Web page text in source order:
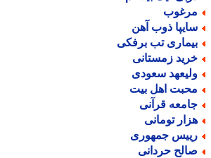
ذوب آهن
تب برفکی
زمستانی
سعودی
اهل بیت
قرآنی
تومانی
جمهوری
حردانی